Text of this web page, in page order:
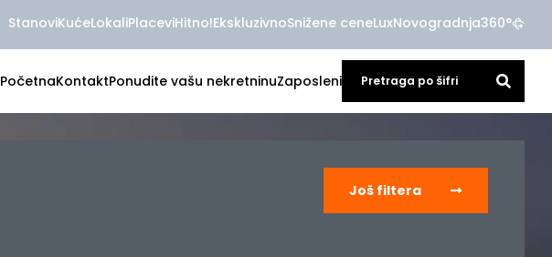
StanoviKućeLokaliPlaceviHitno!EkskluzivnoSnižene ceneLuxNovogradnja360°
PočetnaKontaktPonudite vašu nekretninuZaposleni
Još filtera